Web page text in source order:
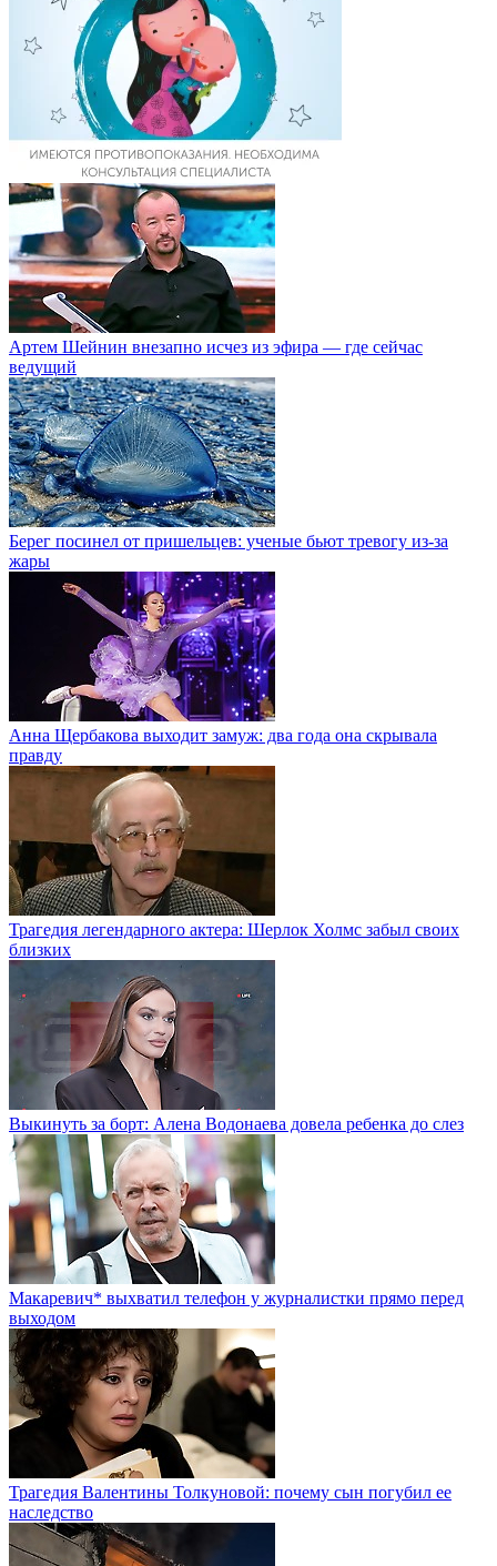
Артем Шейнин внезапно исчез из эфира — где сейчас
ведущий
Берег посинел от пришельцев: ученые бьют тревогу из-за
жары
Анна Щербакова выходит замуж: два года она скрывала
правду
Трагедия легендарного актера: Шерлок Холмс забыл своих
близких
Выкинуть за борт: Алена Водонаева довела ребенка до слез
Макаревич* выхватил телефон у журналистки прямо перед
выходом
Трагедия Валентины Толкуновой: почему сын погубил ее
наследство